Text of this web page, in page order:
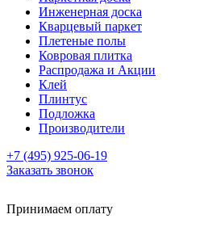
Инженерная доска
Кварцевый паркет
Плетеные полы
Ковровая плитка
Распродажа и Акции
Клей
Плинтус
Подложка
Производители
+7 (495) 925-06-19
Заказать звонок
Принимаем оплату